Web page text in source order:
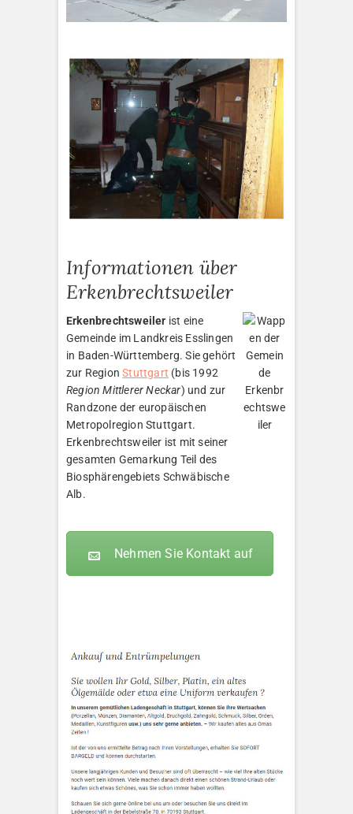
Informationen über
Erkenbrechtsweiler
Erkenbrechtsweiler ist eine
Gemeinde im Landkreis Esslingen
in Baden-Württemberg. Sie gehört
zur RegionStuttgart (bis 1992
Region Mittlerer Neckar) und zur
Randzone der europäischen
Metropolregion Stuttgart.
Erkenbrechtsweiler ist mit seiner
gesamten Gemarkung Teil des
Biosphärengebiets Schwäbische
Alb.
Nehmen Sie Kontakt auf